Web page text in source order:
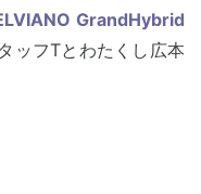
GrandHybrid
ッフTとわたくし広本